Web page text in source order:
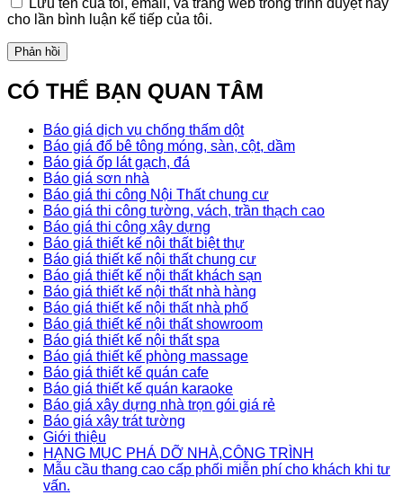
Lưu tên của tôi, email, và trang web trong trình duyệt này
cho lần bình luận kế tiếp của tôi.
CÓ THỂ BẠN QUAN TÂM
Báo giá dịch vụ chống thấm dột
Báo giá đổ bê tông móng, sàn, cột, dầm
Báo giá ốp lát gạch, đá
Báo giá sơn nhà
Báo giá thi công Nội Thất chung cư
Báo giá thi công tường, vách, trần thạch cao
Báo giá thi công xây dựng
Báo giá thiết kế nội thất biệt thự
Báo giá thiết kế nội thất chung cư
Báo giá thiết kế nội thất khách sạn
Báo giá thiết kế nội thất nhà hàng
Báo giá thiết kế nội thất nhà phố
Báo giá thiết kế nội thất showroom
Báo giá thiết kế nội thất spa
Báo giá thiết kế phòng massage
Báo giá thiết kế quán cafe
Báo giá thiết kế quán karaoke
Báo giá xây dựng nhà trọn gói giá rẻ
Báo giá xây trát tường
Giới thiệu
HẠNG MỤC PHÁ DỠ NHÀ,CÔNG TRÌNH
Mẫu cầu thang cao cấp phối miễn phí cho khách khi tư
vấn.